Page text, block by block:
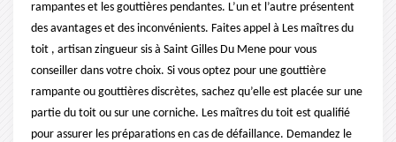
rampantes et les gouttières pendantes. L’un et l’autre présentent
des avantages et des inconvénients. Faites appel à Les maîtres du
toit , artisan zingueur sis à Saint Gilles Du Mene pour vous
conseiller dans votre choix. Si vous optez pour une gouttière
rampante ou gouttières discrètes, sachez qu’elle est placée sur une
partie du toit ou sur une corniche. Les maîtres du toit est qualifié
pour assurer les préparations en cas de défaillance. Demandez le